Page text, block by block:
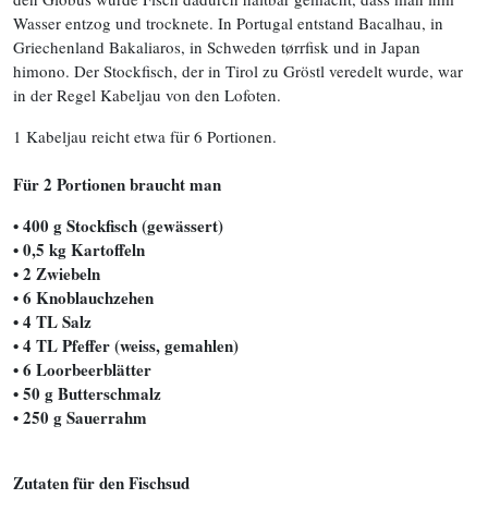
Wasser entzog und trocknete. In Portugal entstand Bacalhau, in
Griechenland Bakaliaros, in Schweden tørrfisk und in Japan
himono. Der Stockfisch, der in Tirol zu Gröstl veredelt wurde, war
in der Regel Kabeljau von den Lofoten.
1 Kabeljau reicht etwa für 6 Portionen.
Für 2 Portionen braucht man
• 400 g Stockfisch (gewässert)
• 0,5 kg Kartoffeln
• 2 Zwiebeln
• 6 Knoblauchzehen
• 4 TL Salz
• 4 TL Pfeffer (weiss, gemahlen)
• 6 Loorbeerblätter
• 50 g Butterschmalz
• 250 g Sauerrahm
Zutaten für den Fischsud